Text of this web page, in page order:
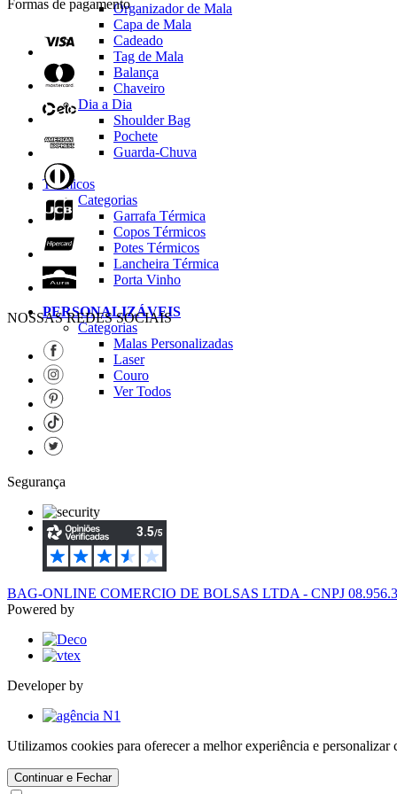
Organizador de Mala
Capa de Mala
Cadeado
Tag de Mala
Balança
Chaveiro
Dia a Dia
Shoulder Bag
Pochete
Guarda-Chuva
Térmicos
Categorias
Garrafa Térmica
Copos Térmicos
Potes Térmicos
Lancheira Térmica
Porta Vinho
PERSONALIZÁVEIS
Categorias
Malas Personalizadas
Laser
Couro
Ver Todos
Formas de pagamento
NOSSAS REDES SOCIAIS
Segurança
BAG-ONLINE COMERCIO DE BOLSAS LTDA - CNPJ
Powered by
Developer by
Utilizamos cookies para oferecer a melhor experiência e
Continuar e Fechar